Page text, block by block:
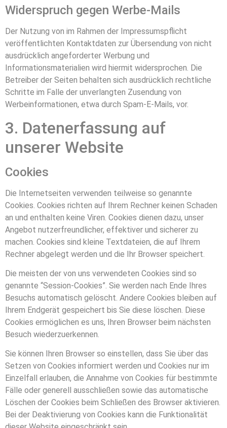
Widerspruch gegen Werbe-Mails
Der Nutzung von im Rahmen der Impressumspflicht
veröffentlichten Kontaktdaten zur Übersendung von nicht
ausdrücklich angeforderter Werbung und
Informationsmaterialien wird hiermit widersprochen. Die
Betreiber der Seiten behalten sich ausdrücklich rechtliche
Schritte im Falle der unverlangten Zusendung von
Werbeinformationen, etwa durch Spam-E-Mails, vor.
3. Datenerfassung auf
unserer Website
Cookies
Die Internetseiten verwenden teilweise so genannte
Cookies. Cookies richten auf Ihrem Rechner keinen Schaden
an und enthalten keine Viren. Cookies dienen dazu, unser
Angebot nutzerfreundlicher, effektiver und sicherer zu
machen. Cookies sind kleine Textdateien, die auf Ihrem
Rechner abgelegt werden und die Ihr Browser speichert.
Die meisten der von uns verwendeten Cookies sind so
genannte “Session-Cookies”. Sie werden nach Ende Ihres
Besuchs automatisch gelöscht. Andere Cookies bleiben auf
Ihrem Endgerät gespeichert bis Sie diese löschen. Diese
Cookies ermöglichen es uns, Ihren Browser beim nächsten
Besuch wiederzuerkennen.
Sie können Ihren Browser so einstellen, dass Sie über das
Setzen von Cookies informiert werden und Cookies nur im
Einzelfall erlauben, die Annahme von Cookies für bestimmte
Fälle oder generell ausschließen sowie das automatische
Löschen der Cookies beim Schließen des Browser aktivieren.
Bei der Deaktivierung von Cookies kann die Funktionalität